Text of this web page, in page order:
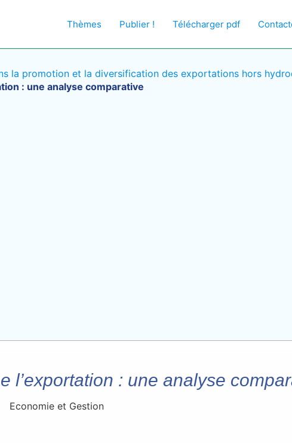
Thèmes Publier ! Télécharger pdf
la promotion et la diversification des exportations hors
: une analyse comparative
l’exportation : une analyse
Economie et Gestion